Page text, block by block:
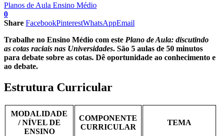
Planos de Aula Ensino Médio
0
Share FacebookPinterestWhatsAppEmail
Trabalhe no Ensino Médio com este Plano de Aula: discutindo
as cotas raciais nas Universidades. São 5 aulas de 50 minutos
para debate sobre as cotas. Dê oportunidade ao conhecimento e
ao debate.
Estrutura Curricular
MODALIDADE
/ NÍVEL DE
ENSINO
COMPONENTE
CURRICULAR
TEMA